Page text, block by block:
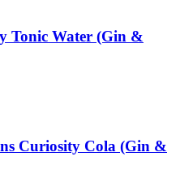
Tonic Water (Gin &
Curiosity Cola (Gin &